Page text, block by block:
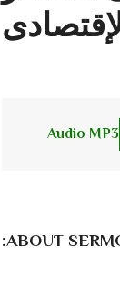
Audio MP3
ABOUT